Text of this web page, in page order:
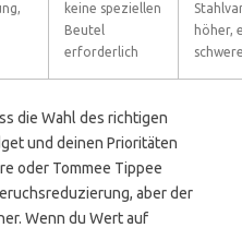
keine speziellen
Beutel
erforderlich
höher,
die Wahl des richtigen
und deinen Prioritäten
oder Tommee Tippee
aber der
Wenn du Wert auf